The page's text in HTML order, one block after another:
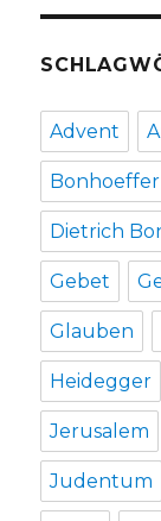
Advent
Bonhoeffer
Dietrich
Gebet
Glauben
Heidegger
Jerusalem
Judentum